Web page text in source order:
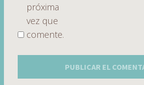
próxima
vez que
comente.